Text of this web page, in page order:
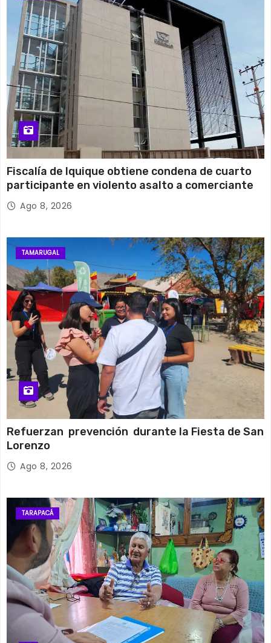
16 de agosto
Domingo 25°C 12°C
Fiscalía de Iquique obtiene condena de cuarto
participante en violento asalto a comerciante
Ago 8, 2026
TAMARUGAL
Refuerzan prevención durante la Fiesta de San
Lorenzo
Ago 8, 2026
TARAPACÁ